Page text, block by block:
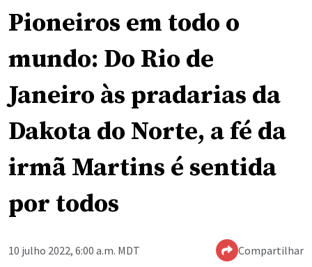
Pioneiros em todo o
mundo: Do Rio de
Janeiro às pradarias da
Dakota do Norte, a fé da
irmã Martins é sentida
por todos
10 julho 2022, 6:00 a.m. MDT Compartilhar